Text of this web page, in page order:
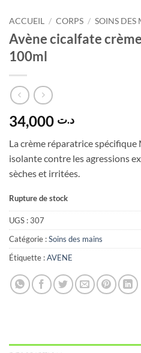
ACCUEIL / CORPS / SOINS DES
Avène cicalfate
100ml
د.ت
La crème réparatrice
isolante contre les agressions
sèches et irritées.
Rupture de stock
UGS :307
Catégorie :Soins des mains
Étiquette :AVENE